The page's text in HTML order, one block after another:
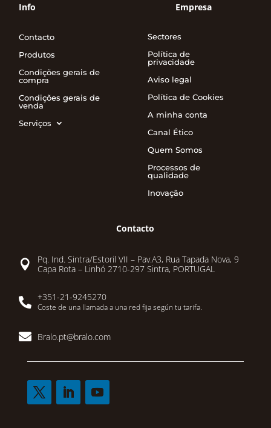
Info
Contacto
Produtos
Condições gerais de
compra
Condições gerais de
venda
Serviços
Empresa
Sectores
Política de
privacidade
Aviso legal
Política de Cookies
A minha conta
Canal Ético
Quem Somos
Processos de
qualidade
Inovação
Contacto

Pq. Ind. Sintra/Estoril VII – Pav.A3, Rua Tapada Nova, 9
Capa Rota – Linhó 2710-297 Sintra, PORTUGAL
 +351-21-9245270
Coste de una llamada a una red fija según tu tarifa.
 Bralo.pt@bralo.com